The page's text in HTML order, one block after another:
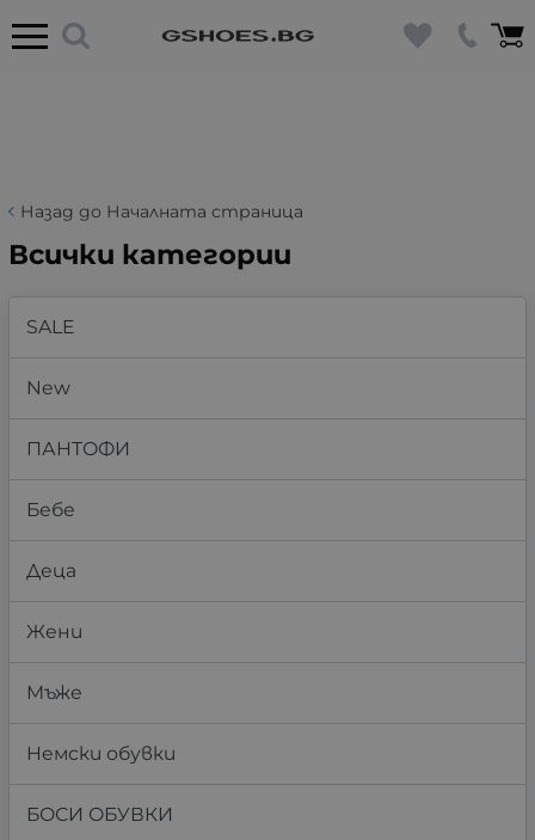
Назад до Началната страница
Всички категории
SALE
New
ПАНТОФИ
Бебе
Деца
Жени
Мъже
Немски обувки
БОСИ ОБУВКИ